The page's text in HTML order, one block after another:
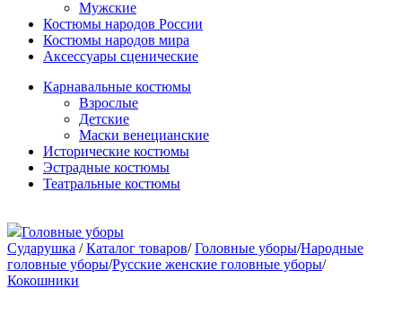
Мужские
Костюмы народов России
Костюмы народов мира
Аксессуары сценические
Карнавальные костюмы
Взрослые
Детские
Маски венецианские
Исторические костюмы
Эстрадные костюмы
Театральные костюмы
Головные уборы
Сударушка / Каталог товаров/ Головные уборы/Народные
головные уборы/Русские женские головные уборы/
Кокошники